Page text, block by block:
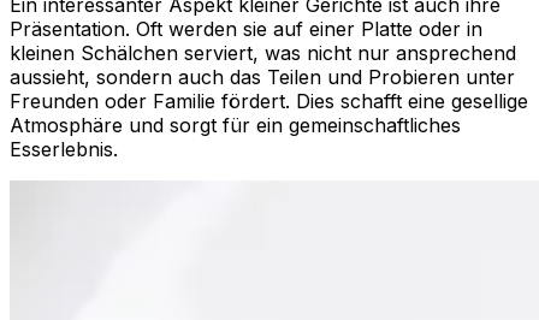
Präsentation. Oft werden sie auf einer Platte oder in
kleinen Schälchen serviert, was nicht nur ansprechend
aussieht, sondern auch das Teilen und Probieren unter
Freunden oder Familie fördert. Dies schafft eine gesellige
Atmosphäre und sorgt für ein gemeinschaftliches
Esserlebnis.